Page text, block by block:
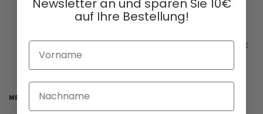
PRO SEITE
MEIN WUNSCHZETTEL
auf Ihre Bestellung!
Vorname
Nachname